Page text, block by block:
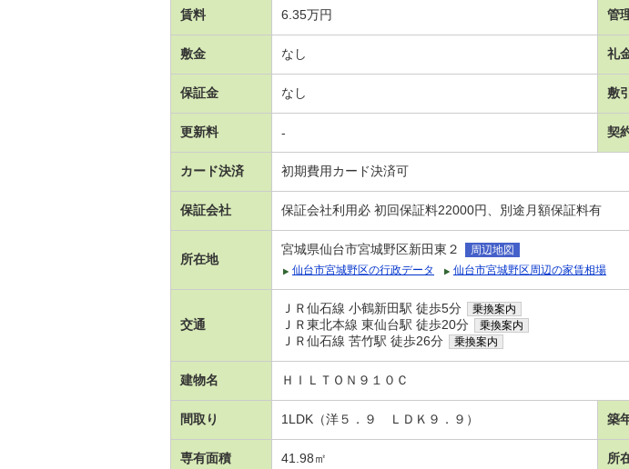
賃料 6.35万円 管
敷金 なし 礼
保証金 なし 敷
更新料 - 契
カード決済 初期費用カード決済可
保証会社 保証会社利用必 初回保証料22000円、別途月額保証料有
所在地
宮城県仙台市宮城野区新田東２
周辺地図
仙台市宮城野区の行政データ
仙台市宮城野区周辺の家賃相場
交通
ＪＲ仙石線 小鶴新田駅 徒歩5分 乗換案内
ＪＲ東北本線 東仙台駅 徒歩20分 乗換案内
ＪＲ仙石線 苦竹駅 徒歩26分 乗換案内
建物名 ＨＩＬＴＯＮ９１０Ｃ
間取り 1LDK（洋５．９ ＬＤＫ９．９） 築
専有面積 41.98㎡ 所